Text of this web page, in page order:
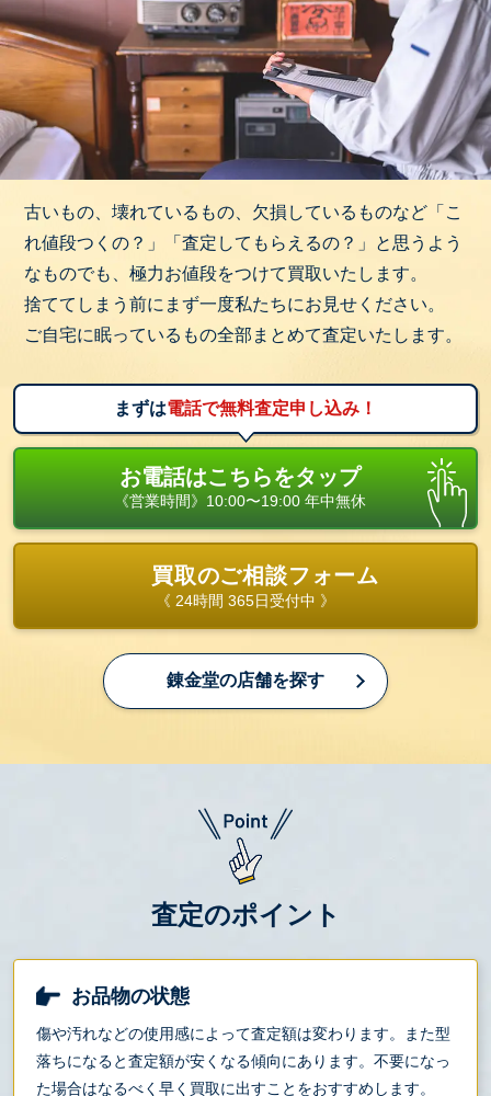
古いもの、壊れているもの、欠損しているものなど「こ
れ値段つくの？」「査定してもらえるの？」と思うよう
なものでも、極力お値段をつけて買取いたします。
捨ててしまう前にまず一度私たちにお見せください。
ご自宅に眠っているもの全部まとめて査定いたします。
まずは電話で無料査定申し込み！
お電話はこちらをタップ
《営業時間》10:00〜19:00 年中無休
買取のご相談フォーム
《 24時間 365日受付中 》
錬金堂の店舗を探す
査定のポイント
お品物の状態
傷や汚れなどの使用感によって査定額は変わります。また型
落ちになると査定額が安くなる傾向にあります。不要になっ
た場合はなるべく早く買取に出すことをおすすめします。